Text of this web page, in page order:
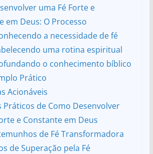
uma Fé Forte e
em Deus: O Processo
a necessidade de fé
uma rotina espiritual
o conhecimento bíblico
Prático
Acionáveis
Práticos de Como Desenvolver
e Constante em Deus
de Fé Transformadora
de Superação pela Fé